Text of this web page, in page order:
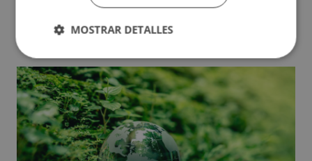
MOSTRAR DETALLES